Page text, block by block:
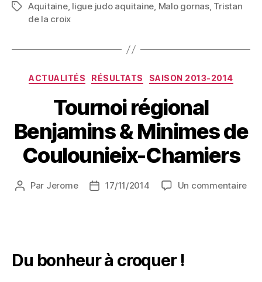
Aquitaine, ligue judo aquitaine, Malo gornas, Tristan
de la croix
ACTUALITÉS RÉSULTATS SAISON 2013-2014
Tournoi régional
Benjamins & Minimes de
Coulounieix-Chamiers
Par Jerome 17/11/2014 Un commentaire
Du bonheur à croquer !